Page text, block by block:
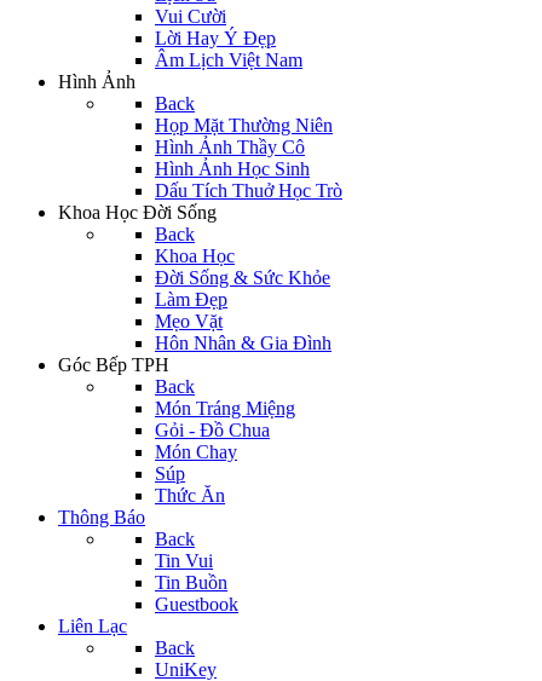
Vui Cười
Lời Hay Ý Đẹp
Âm Lịch Việt Nam
Hình Ảnh
Back
Họp Mặt Thường Niên
Hình Ảnh Thầy Cô
Hình Ảnh Học Sinh
Dấu Tích Thuở Học Trò
Khoa Học Đời Sống
Back
Khoa Học
Đời Sống & Sức Khỏe
Làm Đẹp
Mẹo Vặt
Hôn Nhân & Gia Đình
Góc Bếp TPH
Back
Món Tráng Miệng
Gỏi - Đồ Chua
Món Chay
Súp
Thức Ăn
Thông Báo
Back
Tin Vui
Tin Buồn
Guestbook
Liên Lạc
Back
UniKey